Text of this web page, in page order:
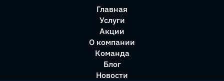
Главная
Услуги
Акции
О компании
Команда
Блог
Новости